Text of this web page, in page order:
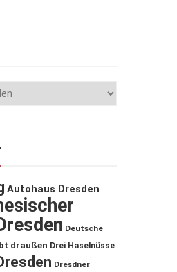
Autohaus Dresden
Deutsche
draußen Drei Haselnüsse
Dresdner